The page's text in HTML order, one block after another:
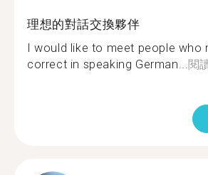
理想的對話交換夥伴
I would like to meet people who
correct in speaking German... 閱